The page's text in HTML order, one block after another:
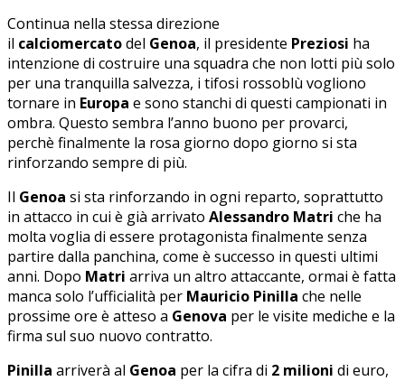
Continua nella stessa direzione
il calciomercatodel Genoa, il presidente Preziosi ha
intenzione di costruire una squadra che non lotti più solo
per una tranquilla salvezza, i tifosi rossoblù vogliono
tornare in Europa e sono stanchi di questi campionati in
ombra. Questo sembra l’anno buono per provarci,
perchè finalmente la rosa giorno dopo giorno si sta
rinforzando sempre di più.
Il Genoa si sta rinforzando in ogni reparto, soprattutto
in attacco in cui è già arrivato Alessandro Matri che ha
molta voglia di essere protagonista finalmente senza
partire dalla panchina, come è successo in questi ultimi
anni. Dopo Matri arriva un altro attaccante, ormai è fatta
manca solo l’ufficialità per Mauricio Pinilla che nelle
prossime ore è atteso a Genova per le visite mediche e la
firma sul suo nuovo contratto.
Pinilla arriverà al Genoa per la cifra di 2 milioni di euro,